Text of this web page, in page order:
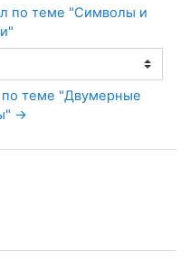
по теме "Символы и
по теме "Двумерные
→